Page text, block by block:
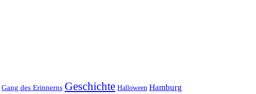
Gang des Erinnerns Geschichte Halloween Hamburg